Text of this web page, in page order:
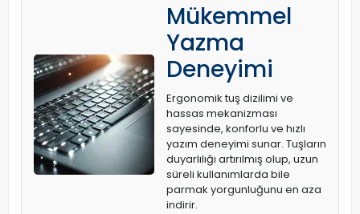
Mükemmel
Yazma
Deneyimi
Ergonomik tuş dizilimi ve
hassas mekanizması
sayesinde, konforlu ve hızlı
yazım deneyimi sunar. Tuşların
duyarlılığı artırılmış olup, uzun
süreli kullanımlarda bile
parmak yorgunluğunu en aza
indirir.